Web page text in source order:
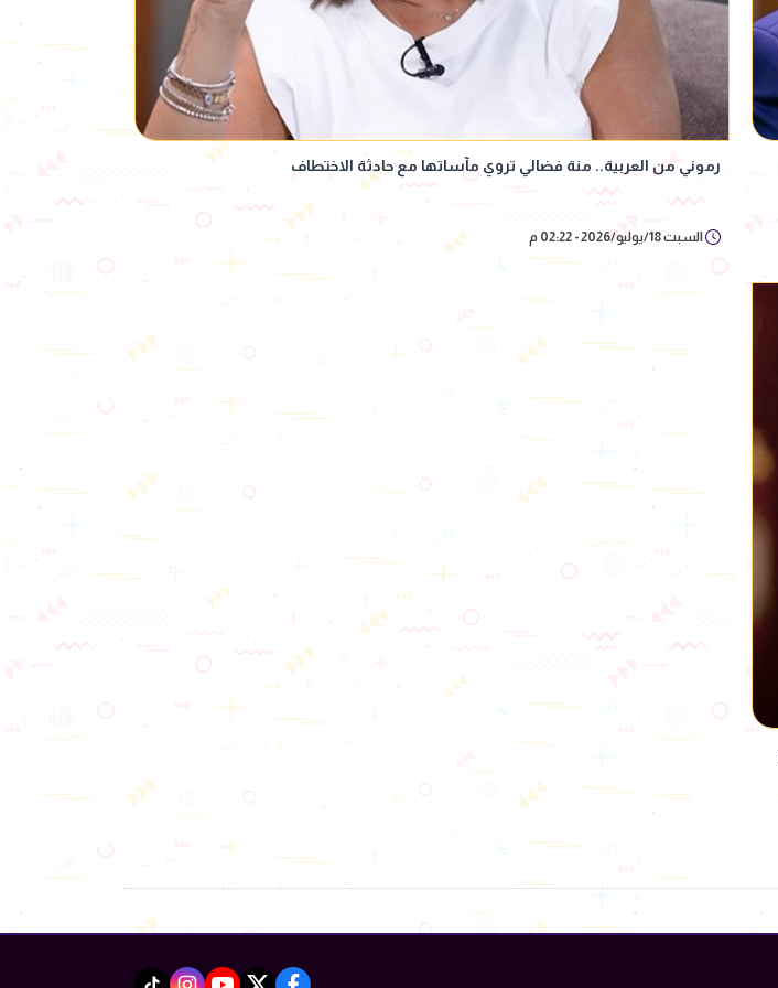
رموني من العربية.. منة فضالي تروي مآساتها مع حادثة الاختطاف
السبت 18/يوليو/2026 - 02:22 م